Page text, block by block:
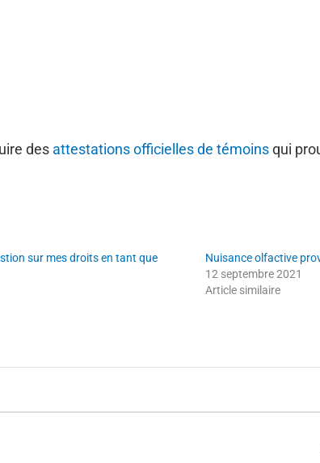
des attestations officielles de témoinsqui
sur mes droits en tant que
Nuisance olfactive
12 septembre 2021
Article similaire